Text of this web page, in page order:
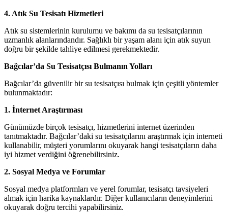
4. Atık Su Tesisatı Hizmetleri
Atık su sistemlerinin kurulumu ve bakımı da su tesisatçılarının
uzmanlık alanlarındandır. Sağlıklı bir yaşam alanı için atık suyun
doğru bir şekilde tahliye edilmesi gerekmektedir.
Bağcılar’da Su Tesisatçısı Bulmanın Yolları
Bağcılar’da güvenilir bir su tesisatçısı bulmak için çeşitli yöntemler
bulunmaktadır:
1. İnternet Araştırması
Günümüzde birçok tesisatçı, hizmetlerini internet üzerinden
tanıtmaktadır. Bağcılar’daki su tesisatçılarını araştırmak için interneti
kullanabilir, müşteri yorumlarını okuyarak hangi tesisatçıların daha
iyi hizmet verdiğini öğrenebilirsiniz.
2. Sosyal Medya ve Forumlar
Sosyal medya platformları ve yerel forumlar, tesisatçı tavsiyeleri
almak için harika kaynaklardır. Diğer kullanıcıların deneyimlerini
okuyarak doğru tercihi yapabilirsiniz.